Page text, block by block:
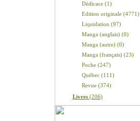
Dédicace (1)
Edition originale (4771)
Liquidation (97)
Manga (anglais) (0)
Manga (autre) (0)
Manga (français) (23)
Poche (247)
Québec (111)
Revue (374)
Livres (206)